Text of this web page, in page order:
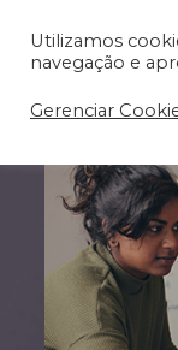
Utilizamos
navegação e
Gerenciar